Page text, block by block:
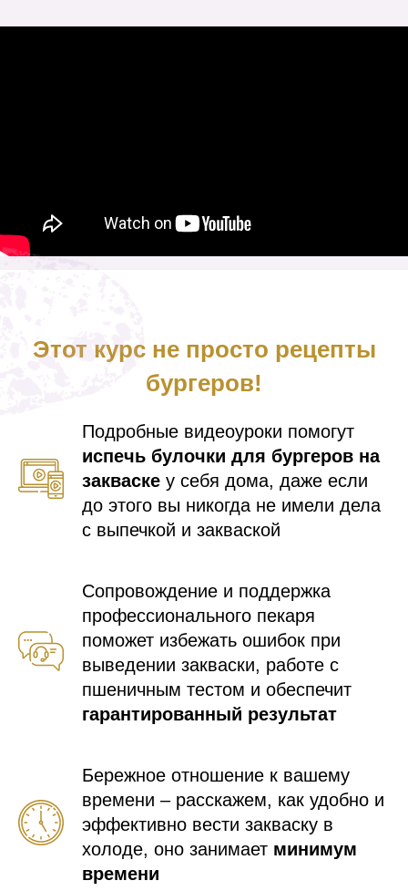
Этот курс не просто рецепты
бургеров!
Подробные видеоуроки помогут
испечь булочки для бургеров на
закваске у себя дома, даже если
до этого вы никогда не имели дела
с выпечкой и закваской
Сопровождение и поддержка
профессионального пекаря
поможет избежать ошибок при
выведении закваски, работе с
пшеничным тестом и обеспечит
гарантированный результат
Бережное отношение к вашему
времени – расскажем, как удобно и
эффективно вести закваску в
холоде, оно занимает минимум
времени